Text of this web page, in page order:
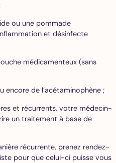
ou une pommade
et désinfecte
médicamenteux (sans
encore de l’acétaminophène ;
et récurrents, votre médecin-
un traitement à base de
récurrente, prenez rendez-
pour que celui-ci puisse vous